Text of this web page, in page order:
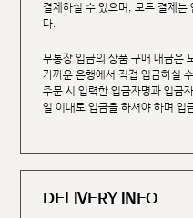
결제하실 수 있으며, 모든 결제는
다.
무통장 입금의 상품 구매 대금은
가까운 은행에서 직접 입금하실
주문 시 입력한 입금자명과 입금
일 이내로 입금을 하셔야 하며 입
DELIVERY INFO